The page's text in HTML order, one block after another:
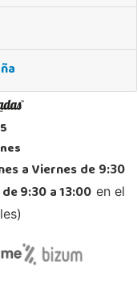
5
a Viernes de 9:30
9:30 a 13:00 en el